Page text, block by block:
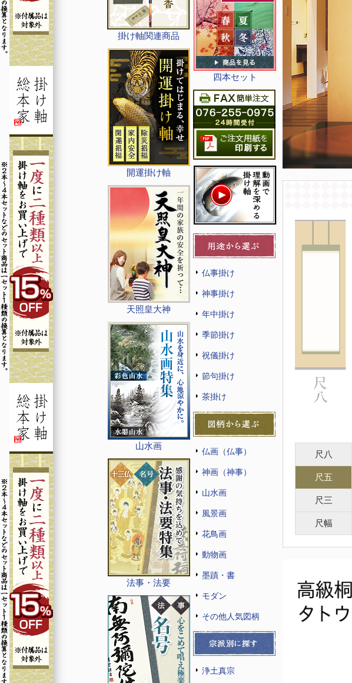
掛け軸関連商品
開運掛け軸
天照皇大神
山水画
法事・法要
四本セット
仏事掛け
神事掛け
年中掛け
季節掛け
祝儀掛け
節句掛け
茶掛け
仏画（仏事）
神画（神事）
山水画
風景画
花鳥画
動物画
墨蹟・書
モダン
その他人気図柄
浄土真宗
尺八
尺五
尺三
尺幅